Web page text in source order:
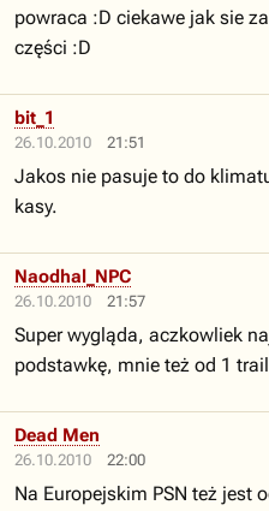
powraca :D ciekawe jak sie
części :D
26.10.2010 21:51
bit_1
Jakos nie pasuje to do
kasy.
26.10.2010 21:57
Naodhal_NPC
Super wygląda, aczkowliek
podstawkę, mnie też od 1
26.10.2010 22:00
Dead Men
Na Europejskim PSN też jest